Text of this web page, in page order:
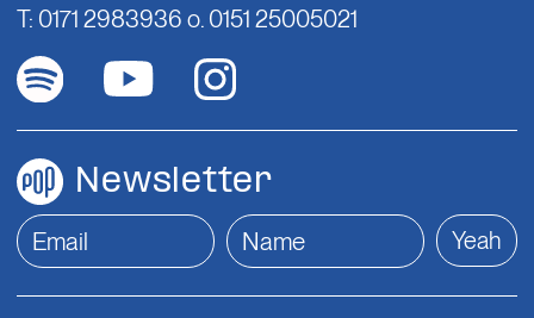
T: 0171 2983936 o. 0151 25005021
Newsletter
Yeah